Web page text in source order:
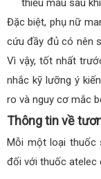
thiếu máu sau
Đặc biệt, phụ nữ
cứu đầy đủ có nên
Vì vậy, tốt nhất
nhắc kỹ lưỡng ý
ro và nguy cơ mắc
Thông tin về
Mỗi một loại thuốc
đối với thuốc atelec